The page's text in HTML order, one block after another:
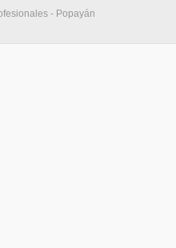
- Popayán